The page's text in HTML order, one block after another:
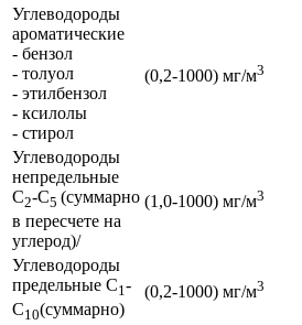
Углеводороды
ароматические
- бензол
- толуол
- этилбензол
- ксилолы
- стирол
(0,2-1000) мг/м3
Углеводороды
непредельные
С2-С5 (суммарно
в пересчете на
углерод)/
(1,0-1000) мг/м3
Углеводороды
предельные С1 -
С10(суммарно)
(0,2-1000) мг/м3